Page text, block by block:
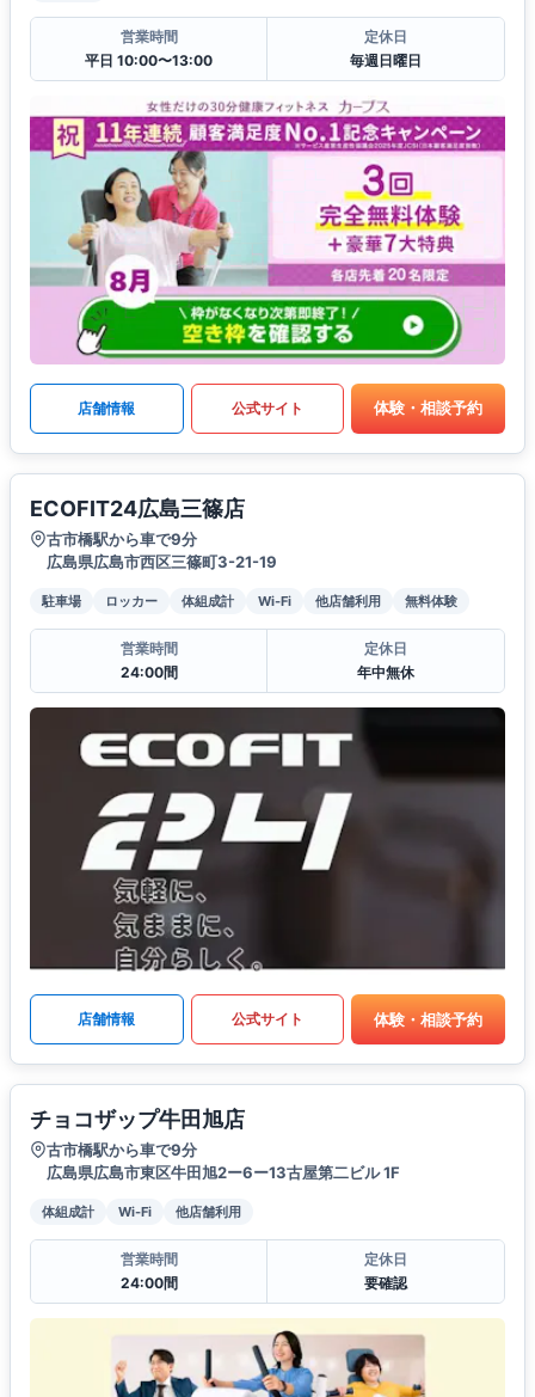
営業時間
平日 10:00〜13:00
定休日
毎週日曜日
店舗情報 公式サイト 体験・相談予約
ECOFIT24広島三篠店
古市橋駅から車で9分
広島県広島市西区三篠町3-21-19
駐車場 ロッカー 体組成計 Wi-Fi 他店舗利用 無料体験
営業時間
24:00間
定休日
年中無休
店舗情報 公式サイト 体験・相談予約
チョコザップ牛田旭店
古市橋駅から車で9分
広島県広島市東区牛田旭2ー6ー13古屋第二ビル 1F
体組成計 Wi-Fi 他店舗利用
営業時間
24:00間
定休日
要確認